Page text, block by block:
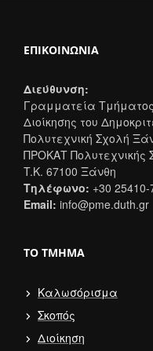
ΕΠΙΚΟΙΝΩΝΊΑ
Διεύθυνση:
Γραμματεία
Διοίκησης του
Πολυτεχνική Σχολή
ΠΡΟΚΑΤ Πολυτεχνικής
T.K. 67100 Ξάνθη
Τηλέφωνο: +30
Email: info@pme.duth.gr
ΤΟ ΤΜΉΜΑ
Καλωσόρισμα
Σκοπός
Διοίκηση